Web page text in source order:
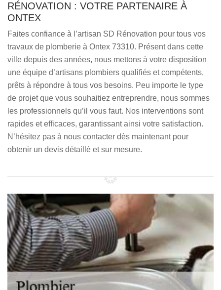
RÉNOVATION : VOTRE PARTENAIRE À
ONTEX
Faites confiance à l’artisan SD Rénovation pour tous vos
travaux de plomberie à Ontex 73310. Présent dans cette
ville depuis des années, nous mettons à votre disposition
une équipe d’artisans plombiers qualifiés et compétents,
prêts à répondre à tous vos besoins. Peu importe le type
de projet que vous souhaitiez entreprendre, nous sommes
les professionnels qu’il vous faut. Nos interventions sont
rapides et efficaces, garantissant ainsi votre satisfaction.
N’hésitez pas à nous contacter dès maintenant pour
obtenir un devis détaillé et sur mesure.